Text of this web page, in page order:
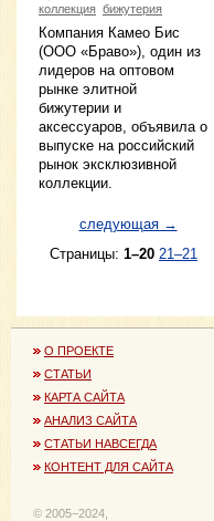
коллекция бижутерия
Компания Камео Бис
(ООО «Браво»), один из
лидеров на оптовом
рынке элитной
бижутерии и
аксессуаров, объявила о
выпуске на российский
рынок эксклюзивной
коллекции.
следующая →
Страницы: 1–20 21–21
О ПРОЕКТЕ
СТАТЬИ
КАРТА САЙТА
АНАЛИЗ САЙТА
СТАТЬИ НАВСЕГДА
КОНТЕНТ ДЛЯ САЙТА
© 2005−2024,